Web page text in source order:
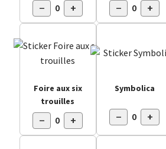
− 0 + − 0 +
Foire aux six
trouilles
− 0 +
Symbolica
− 0 +